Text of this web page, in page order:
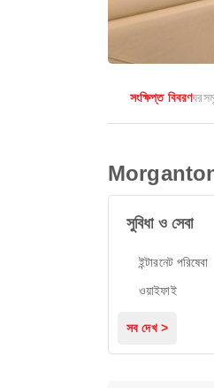
সংক্ষিপ্ত বিবরণ
সুবিধা ও সেবা
ইন্টারনেট পরিষেবা
ওয়াইফাই
সব দেখ >